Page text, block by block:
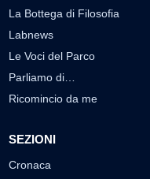
La Bottega di Filosofia
Labnews
Le Voci del Parco
Parliamo di…
Ricomincio da me
SEZIONI
Cronaca